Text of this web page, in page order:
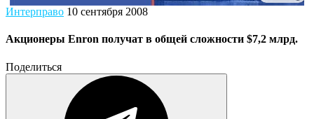
Интерправо 10 сентября 2008
Акционеры Enron получат в общей сложности $7,2 млрд.
Поделиться